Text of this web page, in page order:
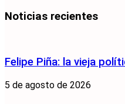
Noticias recientes
Felipe Piña: la vieja
5 de agosto de 2026